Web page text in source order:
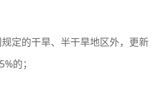
的干旱、半干旱地区外，更新
的；